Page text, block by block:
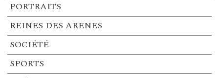
PORTRAITS
REINES DES ARENES
SOCIÉTÉ
SPORTS